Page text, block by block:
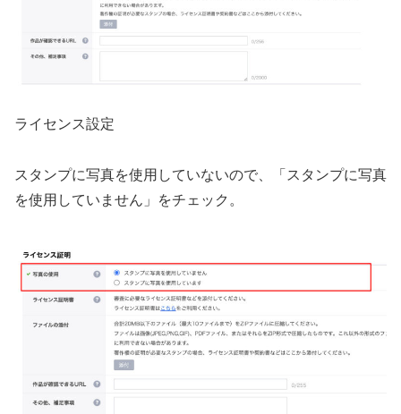
ライセンス設定
スタンプに写真を使用していないので、「スタンプに写真
を使用していません」をチェック。